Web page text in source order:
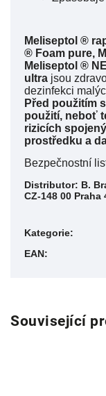
Meliseptol ®
® Foam pure,
Meliseptol ®
ultra jsou
dezinfekci
Před použitím
použití, neboť
rizicích
prostředku a
Bezpečnostní
Distributor: B.
CZ-148 00 Praha
Kategorie:
EAN:
Související